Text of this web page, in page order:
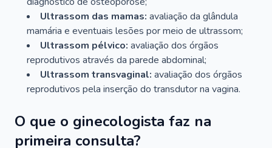
Ultrassom das mamas: avaliação da glândula
mamária e eventuais lesões por meio de ultrassom;
Ultrassom pélvico: avaliação dos órgãos
reprodutivos através da parede abdominal;
Ultrassom transvaginal: avaliação dos órgãos
reprodutivos pela inserção do transdutor na vagina.
O que o ginecologista faz na
primeira consulta?